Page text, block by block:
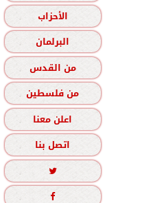
الأحزاب
البرلمان
من القدس
من فلسطين
اعلن معنا
اتصل بنا

